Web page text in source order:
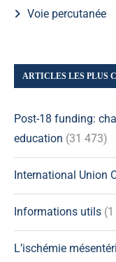
Voie percutanée
ARTICLES LES PLUS
Post-18 funding:
education (31 473)
International Union
Informations utils
L’ischémie